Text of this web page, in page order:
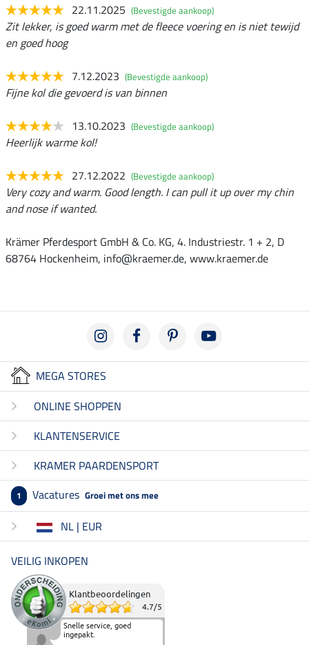
22.11.2025 (Bevestigde aankoop)
Zit lekker, is goed warm met de fleece voering en is niet tewijd
en goed hoog
7.12.2023 (Bevestigde aankoop)
Fijne kol die gevoerd is van binnen
13.10.2023 (Bevestigde aankoop)
Heerlijk warme kol!
27.12.2022 (Bevestigde aankoop)
Very cozy and warm. Good length. I can pull it up over my chin
and nose if wanted.
Krämer Pferdesport GmbH & Co. KG, 4. Industriestr. 1 + 2, D
68764 Hockenheim, info@kraemer.de, www.kraemer.de
MEGA STORES
ONLINE SHOPPEN
KLANTENSERVICE
KRAMER PAARDENSPORT
1 Vacatures Groei met ons mee
NL | EUR
VEILIG INKOPEN
Klantbeoordelingen
4.7/5
Snelle service, goed
ingepakt.